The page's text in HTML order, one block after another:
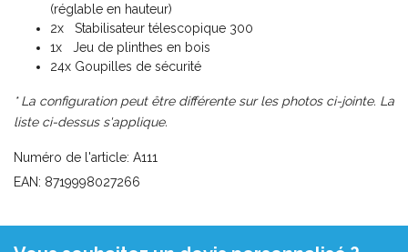
(réglable en hauteur)
2x Stabilisateur télescopique 300
1x Jeu de plinthes en bois
24x Goupilles de sécurité
* La configuration peut être différente sur les photos ci-jointe. La
liste ci-dessus s'applique.
Numéro de l'article: A111
EAN: 8719998027266